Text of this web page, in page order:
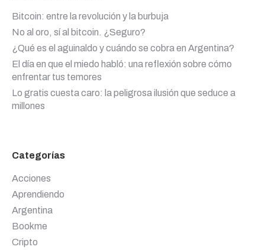
Bitcoin: entre la revolución y la burbuja
No al oro, sí al bitcoin. ¿Seguro?
¿Qué es el aguinaldo y cuándo se cobra en Argentina?
El día en que el miedo habló: una reflexión sobre cómo
enfrentar tus temores
Lo gratis cuesta caro: la peligrosa ilusión que seduce a
millones
Categorías
Acciones
Aprendiendo
Argentina
Bookme
Cripto